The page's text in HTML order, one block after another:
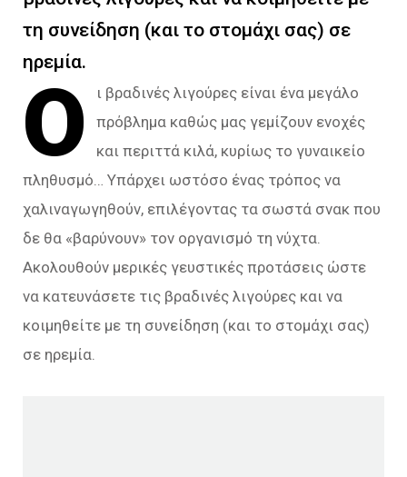
τη συνείδηση (και το στομάχι σας) σε
ηρεμία.
Ο
ι βραδινές λιγούρες είναι ένα μεγάλο
πρόβλημα καθώς μας γεμίζουν ενοχές
και περιττά κιλά, κυρίως το γυναικείο
πληθυσμό… Υπάρχει ωστόσο ένας τρόπος να
χαλιναγωγηθούν, επιλέγοντας τα σωστά σνακ που
δε θα «βαρύνουν» τον οργανισμό τη νύχτα.
Ακολουθούν μερικές γευστικές προτάσεις ώστε
να κατευνάσετε τις βραδινές λιγούρες και να
κοιμηθείτε με τη συνείδηση (και το στομάχι σας)
σε ηρεμία.